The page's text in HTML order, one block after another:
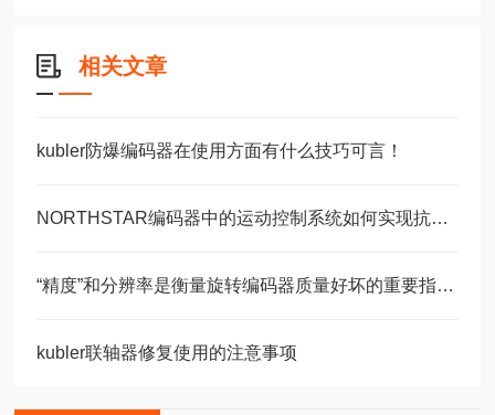
相关文章
kubler防爆编码器在使用方面有什么技巧可言！
NORTHSTAR编码器中的运动控制系统如何实现抗干扰设计？
“精度”和分辨率是衡量旋转编码器质量好坏的重要指标之一
kubler联轴器修复使用的注意事项